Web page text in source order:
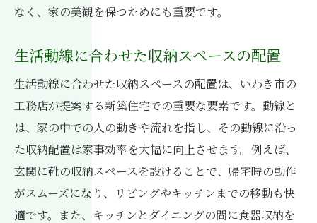
趣味や特技を活かした収納デザイン
ア
ライフスタイルの変化に対応できる収納
個性を反映した収納空間の作り方
人生設計に合わせた収納の考え方
家族構成に応じた収納ソリューションいわき市
工務店の新築提案
家族全員が使いやすい収納配置
なく、家の美観を保つためにも重要です。
生活動線に合わせた収納スペースの配置
生活動線に合わせた収納スペースの配置は、いわき市の
工務店が提案する新築住宅での重要な要素です。動線と
は、家の中での人の動きや流れを指し、その動線に沿っ
た収納配置は家事効率を大幅に向上させます。例えば、
玄関に靴の収納スペースを設けることで、帰宅時の動作
がスムーズになり、リビングやキッチンまでの移動も快
適です。また、キッチンとダイニングの間に食器収納を